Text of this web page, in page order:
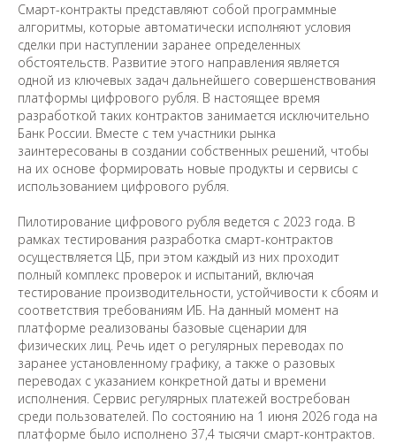
Смарт-контракты представляют собой программные
алгоритмы, которые автоматически исполняют условия
сделки при наступлении заранее определенных
обстоятельств. Развитие этого направления является
одной из ключевых задач дальнейшего совершенствования
платформы цифрового рубля. В настоящее время
разработкой таких контрактов занимается исключительно
Банк России. Вместе с тем участники рынка
заинтересованы в создании собственных решений, чтобы
на их основе формировать новые продукты и сервисы с
использованием цифрового рубля.
Пилотирование цифрового рубля ведется с 2023 года. В
рамках тестирования разработка смарт-контрактов
осуществляется ЦБ, при этом каждый из них проходит
полный комплекс проверок и испытаний, включая
тестирование производительности, устойчивости к сбоям и
соответствия требованиям ИБ. На данный момент на
платформе реализованы базовые сценарии для
физических лиц. Речь идет о регулярных переводах по
заранее установленному графику, а также о разовых
переводах с указанием конкретной даты и времени
исполнения. Сервис регулярных платежей востребован
среди пользователей. По состоянию на 1 июня 2026 года на
платформе было исполнено 37,4 тысячи смарт-контрактов.